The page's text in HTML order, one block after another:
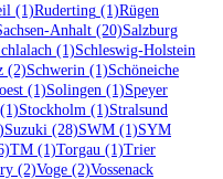
(1)Ruderting (1)Rügen
Anhalt (20)Salzburg
(1)Schleswig-Holstein
(2)Schwerin (1)Schöneiche
(1)Solingen (1)Speyer
(1)Stockholm (1)Stralsund
Suzuki (28)SWM (1)SYM
TM (1)Torgau (1)Trier
(2)Voge (2)Vossenack